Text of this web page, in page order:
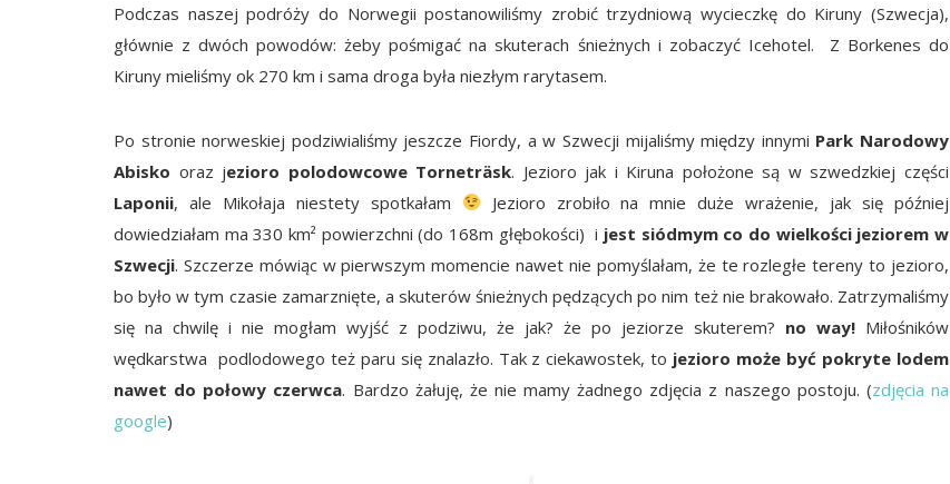
Podczas naszej podróży do Norwegii postanowiliśmy zrobić trzydniową wycieczkę do Kiruny (Szwecja),
głównie z dwóch powodów: żeby pośmigać na skuterach śnieżnych i zobaczyć Icehotel. Z Borkenes do
Kiruny mieliśmy ok 270 km i sama droga była niezłym rarytasem.
Po stronie norweskiej podziwialiśmy jeszcze Fiordy, a w Szwecji mijaliśmy między innymi Park Narodowy
Abisko oraz jezioro polodowcowe Torneträsk. Jezioro jak i Kiruna położone są w szwedzkiej części
Laponii, ale Mikołaja niestety spotkałam
Jezioro zrobiło na mnie duże wrażenie, jak się później
dowiedziałam ma 330 km² powierzchni (do 168m głębokości) i jest siódmym co do wielkości jeziorem w
Szwecji. Szczerze mówiąc w pierwszym momencie nawet nie pomyślałam, że te rozległe tereny to jezioro,
bo było w tym czasie zamarznięte, a skuterów śnieżnych pędzących po nim też nie brakowało. Zatrzymaliśmy
się na chwilę i nie mogłam wyjść z podziwu, że jak? że po jeziorze skuterem? no way! Miłośników
wędkarstwa podlodowego też paru się znalazło. Tak z ciekawostek, to jezioro może być pokryte lodem
nawet do połowy czerwca. Bardzo żałuję, że nie mamy żadnego zdjęcia z naszego postoju. (zdjęcia na
google)